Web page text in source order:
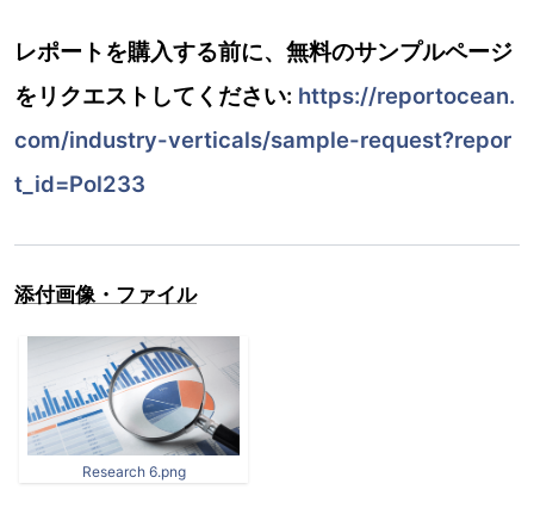
レポートを購入する前に、無料のサンプルページ
をリクエストしてください: https://reportocean.
com/industry-verticals/sample-request?repor
t_id=Pol233
添付画像・ファイル
Research 6.png